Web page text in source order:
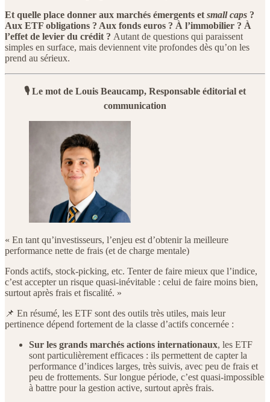
Et quelle place donner aux marchés émergents et small caps ?
Aux ETF obligations ? Aux fonds euros ? À l’immobilier ? À
l’effet de levier du crédit ? Autant de questions qui paraissent
simples en surface, mais deviennent vite profondes dès qu’on les
prend au sérieux.
🎙️ Le mot de Louis Beaucamp, Responsable éditorial et
communication
« En tant qu’investisseurs, l’enjeu est d’obtenir la meilleure
performance nette de frais (et de charge mentale)
Fonds actifs, stock-picking, etc. Tenter de faire mieux que l’indice,
c’est accepter un risque quasi-inévitable : celui de faire moins bien,
surtout après frais et fiscalité. »
📌 En résumé, les ETF sont des outils très utiles, mais leur
pertinence dépend fortement de la classe d’actifs concernée :
Sur les grands marchés actions internationaux, les ETF
sont particulièrement efficaces : ils permettent de capter la
performance d’indices larges, très suivis, avec peu de frais et
peu de frottements. Sur longue période, c’est quasi-impossible
à battre pour la gestion active, surtout après frais.